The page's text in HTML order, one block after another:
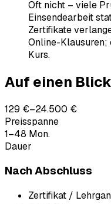
Oft nicht – viele
Einsendearbeit
Zertifikate
Online-Klausuren;
Kurs.
Auf einen Blick
129 €–24.500 €
Preisspanne
1–48 Mon.
Dauer
Nach Abschluss
Zertifikat /